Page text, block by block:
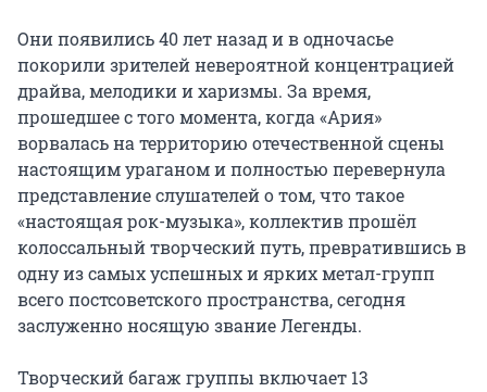
Они появились 40 лет назад и в одночасье
покорили зрителей невероятной концентрацией
драйва, мелодики и харизмы. За время,
прошедшее с того момента, когда «Ария»
ворвалась на территорию отечественной сцены
настоящим ураганом и полностью перевернула
представление слушателей о том, что такое
«настоящая рок-музыка», коллектив прошёл
колоссальный творческий путь, превратившись в
одну из самых успешных и ярких метал-групп
всего постсоветского пространства, сегодня
заслуженно носящую звание Легенды.
Творческий багаж группы включает 13